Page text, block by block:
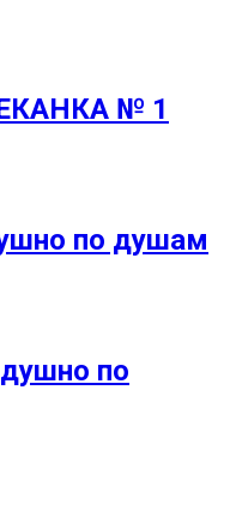
№ 1
по душам
по